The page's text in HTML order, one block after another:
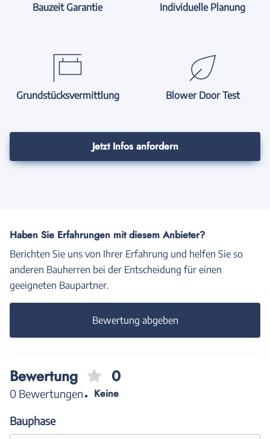
Bauzeit Garantie Individuelle Planung
Grundstücksvermittlung Blower Door Test
Jetzt Infos anfordern
Haben Sie Erfahrungen mit diesem Anbieter?
Berichten Sie uns von Ihrer Erfahrung und helfen Sie so
anderen Bauherren bei der Entscheidung für einen
geeigneten Baupartner.
Bewertung abgeben
Bewertung 0
0 Bewertungen
Keine
Bauphase